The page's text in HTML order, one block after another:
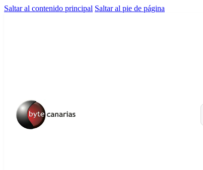
Saltar al contenido principal Saltar al pie de página